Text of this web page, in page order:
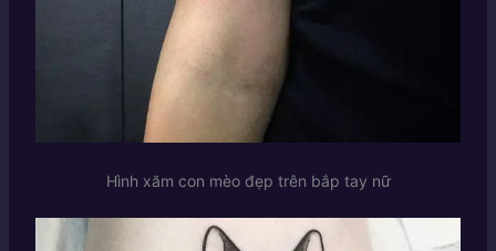
Hình xăm con mèo đẹp trên bắp tay nữ